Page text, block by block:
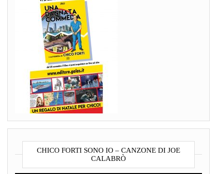
CHICO FORTI SONO IO – CANZONE DI JOE
CALABRÒ